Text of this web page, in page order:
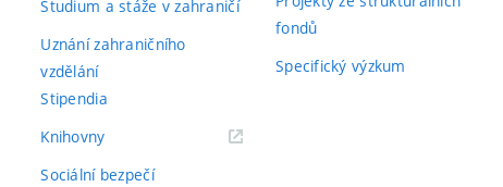
Studium a stáže v zahraničí
Uznání zahraničního
vzdělání
Stipendia
Knihovny(externí
Sociální bezpečí
fondů
Specifický výzkum